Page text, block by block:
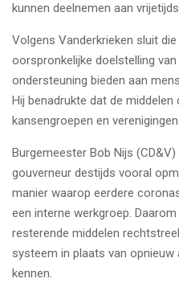
kunnen deelnemen aan
Volgens Vanderkrieken sluit
oorspronkelijke doelstelling
ondersteuning bieden aan
Hij benadrukte dat de
kansengroepen en
Burgemeester Bob Nijs
gouverneur destijds vooral
manier waarop eerdere
een interne werkgroep.
resterende middelen
systeem in plaats van
kennen.